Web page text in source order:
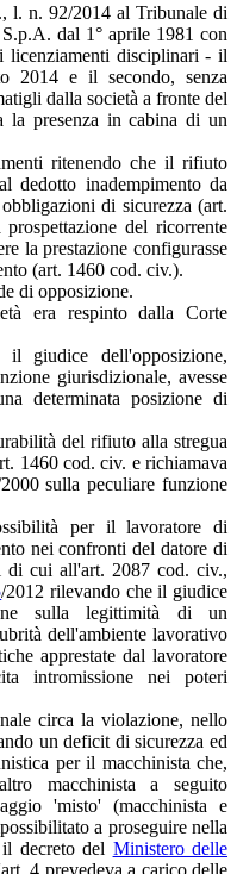
l. n. 92/2014 al Tribunale di
dal 1° aprile 1981 con
licenziamenti disciplinari - il
2014 e il secondo, senza
dalla società a fronte del
la presenza in cabina di un
ritenendo che il rifiuto
dedotto inadempimento da
di sicurezza (art.
del ricorrente
la prestazione configurasse
(art. 1460 cod. civ.).
di opposizione.
era respinto dalla Corte
giudice dell'opposizione,
giurisdizionale, avesse
determinata posizione di
del rifiuto alla stregua
1460 cod. civ. e richiamava
sulla peculiare funzione
per il lavoratore di
nei confronti del datore di
di cui all'art. 2087 cod. civ.,
/2012 rilevando che il giudice
sulla legittimità di un
dell'ambiente lavorativo
apprestate dal lavoratore
intromissione nei poteri
circa la violazione, nello
un deficit di sicurezza ed
per il macchinista che,
macchinista a seguito
'misto' (macchinista e
a proseguire nella
decreto del Ministero delle
4 prevedeva a carico delle